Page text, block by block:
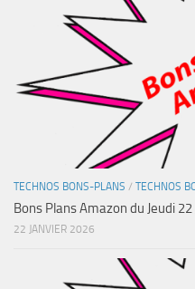
TECHNOS BONS-PLANS / TECHNOS
Bons Plans Amazon du Jeudi
22 JANVIER 2026